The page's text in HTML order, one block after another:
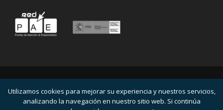
Utilizamos cookies para mejorar su experiencia y nuestros servicios,
analizando la navegación en nuestro sitio web. Si continúa